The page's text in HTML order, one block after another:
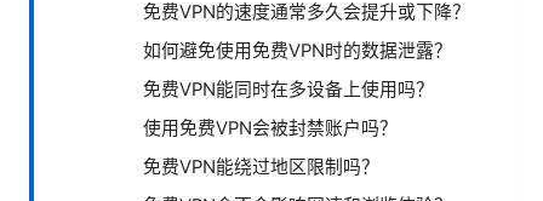
免费VPN的速度通常多久会提升或下降？
如何避免使用免费VPN时的数据泄露？
免费VPN能同时在多设备上使用吗？
使用免费VPN会被封禁账户吗？
免费VPN能绕过地区限制吗？